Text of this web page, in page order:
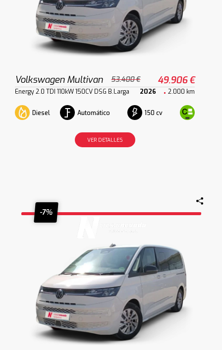
Volkswagen Multivan 53.400 € 49.906 €
Energy 2.0 TDI 110kW 150CV DSG B.Larga 2026 2.000 km
Diesel Automático 150 cv
VER DETALLES
-7%